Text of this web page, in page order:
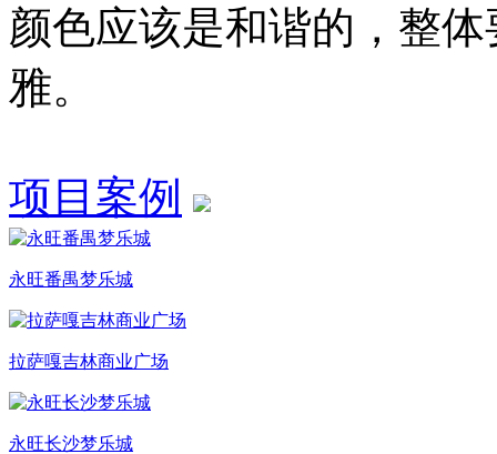
颜色应该是和谐的，整
雅。
项目案例
永旺番禺梦乐城
拉萨嘎吉林商业广场
永旺长沙梦乐城